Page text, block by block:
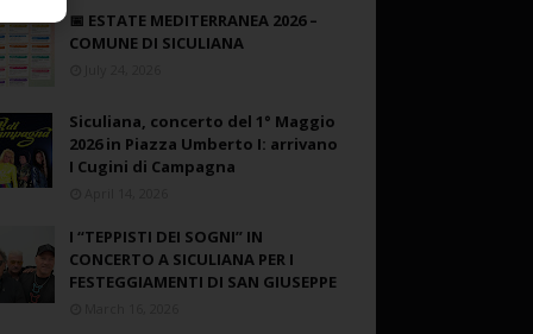
📅 ESTATE MEDITERRANEA 2026 –
COMUNE DI SICULIANA
Siculiana, concerto del 1° Maggio
2026 in Piazza Umberto I: arrivano
I Cugini di Campagna
I “TEPPISTI DEI SOGNI” IN
CONCERTO A SICULIANA PER I
FESTEGGIAMENTI DI SAN GIUSEPPE